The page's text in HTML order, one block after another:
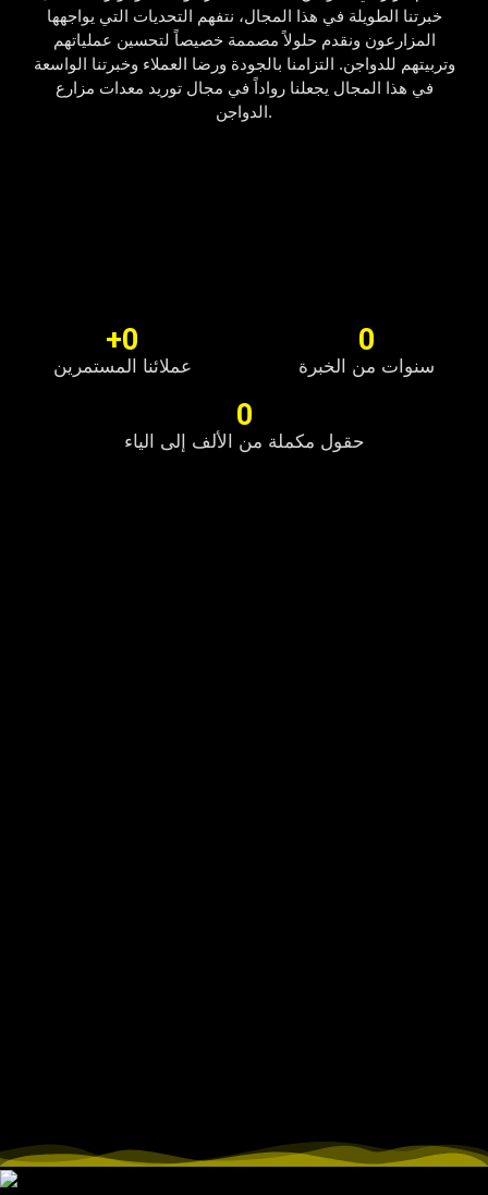
خبرتنا الطويلة في هذا المجال، نتفهم التحديات التي يواجهها
المزارعون ونقدم حلولاً مصممة خصيصاً لتحسين عملياتهم
وتربيتهم للدواجن. التزامنا بالجودة ورضا العملاء وخبرتنا الواسعة
في هذا المجال يجعلنا رواداً في مجال توريد معدات مزارع
الدواجن.
عملائنا المستمرين
+0
سنوات من الخبرة
0
حقول مكملة من الألف إلى الياء
0